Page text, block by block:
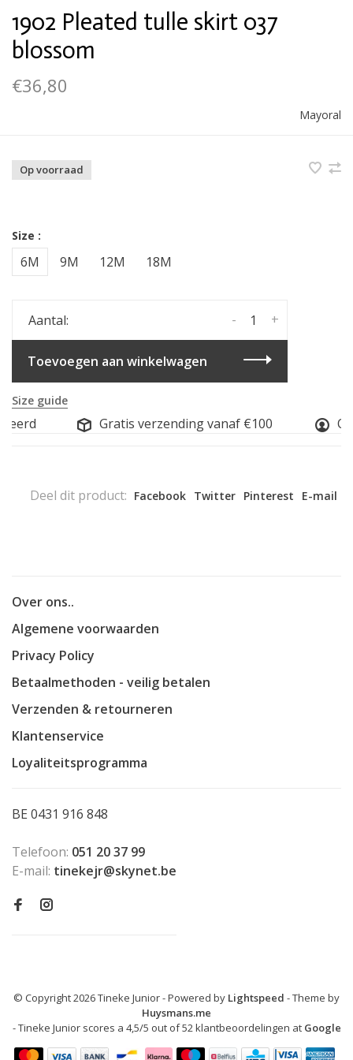
1902 Pleated tulle skirt 037
blossom
€36,80
Mayoral
Op voorraad
Size :
6M 9M 12M 18M
Aantal: +
-
Toevoegen aan winkelwagen
Size guide
Gratis verzending vanaf €100
Deel dit product: Facebook Twitter Pinterest E-mail
Over ons..
Algemene voorwaarden
Privacy Policy
Betaalmethoden - veilig betalen
Verzenden & retourneren
Klantenservice
Loyaliteitsprogramma
BE 0431 916 848
Telefoon: 051 20 37 99
E-mail: tinekejr@skynet.be
© Copyright 2026 Tineke Junior- Powered by Lightspeed - Theme by
Huysmans.me
-Tineke Junior scores a 4,5/5 out of52klantbeoordelingen at Google